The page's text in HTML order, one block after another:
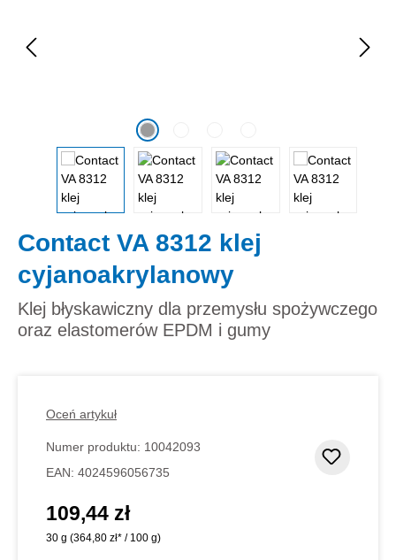
Contact VA 8312 klej
cyjanoakrylanowy
Klej błyskawiczny dla przemysłu spożywczego
oraz elastomerów EPDM i gumy
Oceń artykuł
Numer produktu: 10042093
EAN: 4024596056735
Cena regularna:
109,44 zł
30 g (364,80 zł* / 100 g)